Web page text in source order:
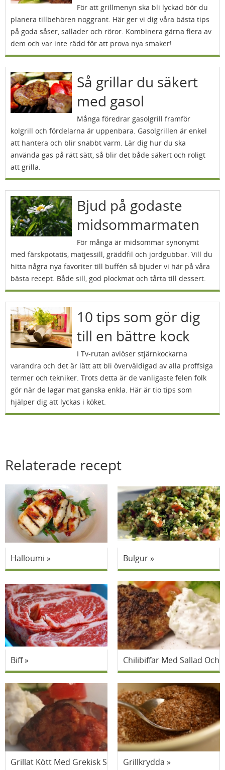
För att grillmenyn ska bli lyckad bör du
planera tillbehören noggrant. Här ger vi dig våra bästa tips
på goda såser, sallader och röror. Kombinera gärna flera av
dem och var inte rädd för att prova nya smaker!
Så grillar du säkert
med gasol
Många föredrar gasolgrill framför
kolgrill och fördelarna är uppenbara. Gasolgrillen är enkel
att hantera och blir snabbt varm. Lär dig hur du ska
använda gas på rätt sätt, så blir det både säkert och roligt
att grilla.
Bjud på godaste
midsommarmaten
För många är midsommar synonymt
med färskpotatis, matjessill, gräddfil och jordgubbar. Vill du
hitta några nya favoriter till buffén så bjuder vi här på våra
bästa recept. Både sill, god plockmat och tårta till dessert.
10 tips som gör dig
till en bättre kock
I Tv-rutan avlöser stjärnkockarna
varandra och det är lätt att bli överväldigad av alla proffsiga
termer och tekniker. Trots detta är de vanligaste felen folk
gör när de lagar mat ganska enkla. Här är tio tips som
hjälper dig att lyckas i köket.
Relaterade recept
Halloumi Bulgur
Biff Chilibiffar Med Sallad Och
Grillat Kött Med Grekisk Sallad Och Potatissallad
Grillkrydda